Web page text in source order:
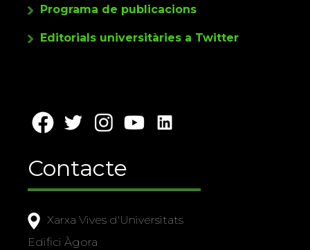
Programa de publicacions
Editorials universitàries a Twitter
Contacte
Xarxa Vives d'Universitats
Edifici Àgora